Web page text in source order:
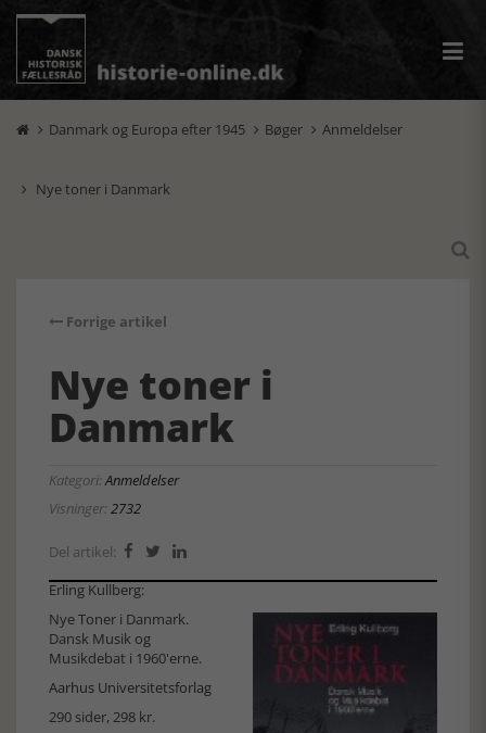
 Danmark og Europa efter 1945  Bøger  Anmeldelser
 Nye toner i Danmark

Forrige artikel
Nye toner i
Danmark
Kategori:Anmeldelser
Visninger:2732
Del artikel:   
Erling Kullberg:
Nye Toner i Danmark.
Dansk Musik og
Musikdebat i 1960'erne.
Aarhus Universitetsforlag
290 sider, 298 kr.